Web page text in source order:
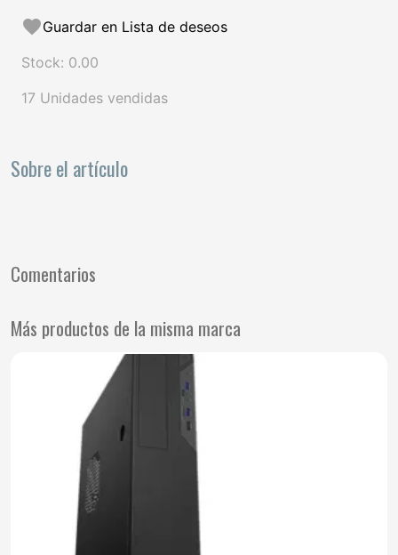
favoriteGuardar en Lista de deseos
Stock: 0.00
17 Unidades vendidas
Sobre el artículo
Comentarios
Más productos de la misma marca